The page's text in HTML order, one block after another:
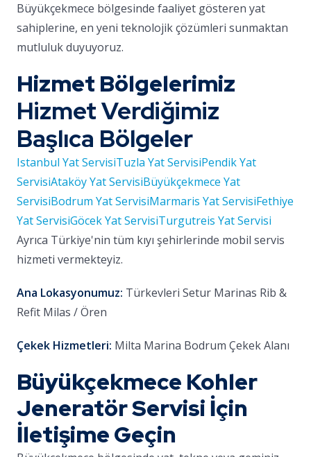
Büyükçekmece bölgesinde faaliyet gösteren yat
sahiplerine, en yeni teknolojik çözümleri sunmaktan
mutluluk duyuyoruz.
Hizmet Bölgelerimiz
Hizmet Verdiğimiz
Başlıca Bölgeler
Istanbul Yat ServisiTuzla Yat ServisiPendik Yat
ServisiAtaköy Yat ServisiBüyükçekmece Yat
ServisiBodrum Yat ServisiMarmaris Yat ServisiFethiye
Yat ServisiGöcek Yat ServisiTurgutreis Yat Servisi
Ayrıca Türkiye'nin tüm kıyı şehirlerinde mobil servis
hizmeti vermekteyiz.
Ana Lokasyonumuz: Türkevleri Setur Marinas Rib &
Refit Milas / Ören
Çekek Hizmetleri: Milta Marina Bodrum Çekek Alanı
Büyükçekmece Kohler
Jeneratör Servisi İçin
İletişime Geçin